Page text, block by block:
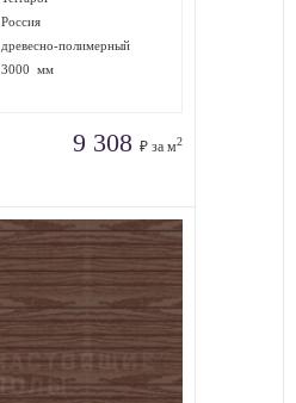
Россия
древесно-полимерный
композит
3000 мм
9 308 ₽ за м2